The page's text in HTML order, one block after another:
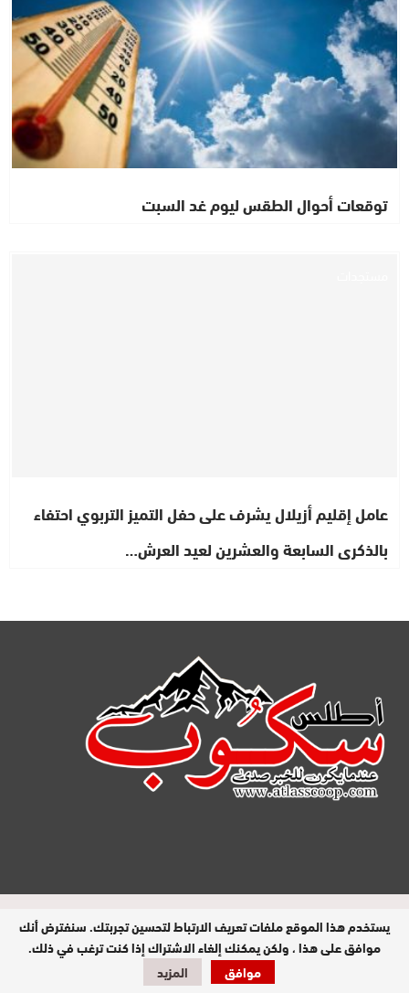
توقعات أحوال الطقس ليوم غد السبت
عامل إقليم أزيلال يشرف على حفل التميز التربوي احتفاء
بالذكرى السابعة والعشرين لعيد العرش…
مدير النشر : عبد الله عزي / جميع الحقوق
محفوظة © 2026
تصميم وبرمجة
يستخدم هذا الموقع ملفات تعريف الارتباط لتحسين تجربتك. سنفترض أنك
موافق على هذا ، ولكن يمكنك إلغاء الاشتراك إذا كنت ترغب في ذلك.
موافق
المزيد